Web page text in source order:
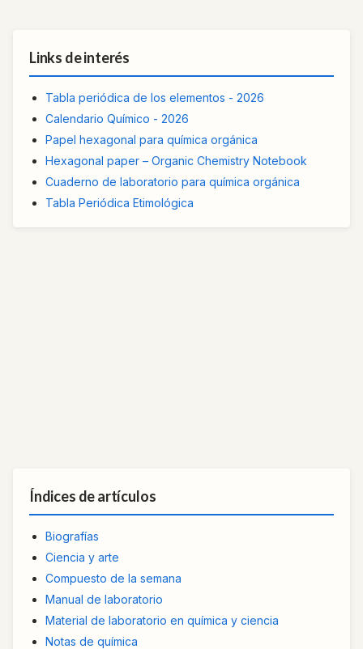
Links de interés
Tabla periódica de los elementos - 2026
Calendario Químico - 2026
Papel hexagonal para química orgánica
Hexagonal paper – Organic Chemistry Notebook
Cuaderno de laboratorio para química orgánica
Tabla Periódica Etimológica
Índices de artículos
Biografías
Ciencia y arte
Compuesto de la semana
Manual de laboratorio
Material de laboratorio en química y ciencia
Notas de química